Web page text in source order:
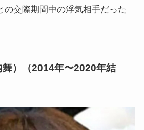
の交際期間中の浮気相手だった
）
（2014年〜2020年結